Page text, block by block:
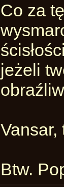
Co za
jeżeli
Vansar,
Btw.